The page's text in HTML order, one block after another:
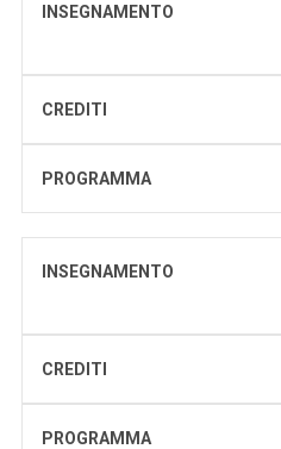
INSEGNAMENTO
CREDITI
PROGRAMMA
INSEGNAMENTO
CREDITI
PROGRAMMA